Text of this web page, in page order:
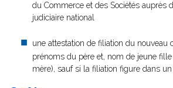
du Commerce et des Sociétés auprès
judiciaire national
une attestation de filiation du nouveau
prénoms du père et, nom de jeune
mère), sauf si la filiation figure dans